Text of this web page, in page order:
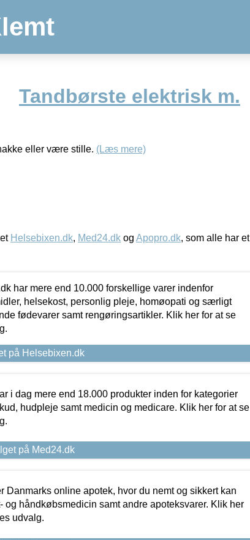
Tandbørste elektrisk m.
eller være stille. (Læs mere)
Helsebixen.dk, Med24.dk og Apopro.dk, som alle har et
har mere end 10.000 forskellige varer indenfor
helsekost, personlig pleje, homøopati og særligt
fødevarer samt rengøringsartikler. Klik her for at se
på Helsebixen.dk
i dag mere end 18.000 produkter inden for kategorier
hudpleje samt medicin og medicare. Klik her for at se
på Med24.dk
Danmarks online apotek, hvor du nemt og sikkert kan
og håndkøbsmedicin samt andre apoteksvarer. Klik her
udvalg.